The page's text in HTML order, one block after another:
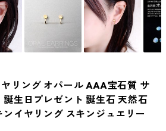
リング オパール AAA宝石質 サ
生日プレゼント 誕生石 天然石
イヤリング スキンジュエリー